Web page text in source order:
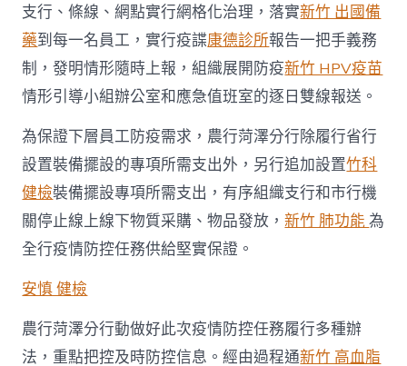
支行、條線、網點實行網格化治理，落實新竹 出國備
藥到每一名員工，實行疫諜康德診所報告一把手義務
制，發明情形隨時上報，組織展開防疫新竹 HPV疫苗
情形引導小組辦公室和應急值班室的逐日雙線報送。
為保證下層員工防疫需求，農行菏澤分行除履行省行
設置裝備擺設的專項所需支出外，另行追加設置竹科
健檢裝備擺設專項所需支出，有序組織支行和市行機
關停止線上線下物質采購、物品發放，新竹 肺功能為
全行疫情防控任務供給堅實保證。
安慎 健檢
農行菏澤分行動做好此次疫情防控任務履行多種辦
法，重點把控及時防控信息。經由過程通新竹 高血脂